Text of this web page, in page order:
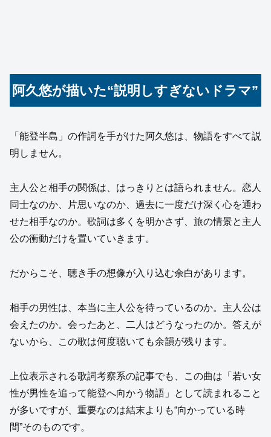
阿久悠が描いた“説明しすぎないドラマ”
「能登半島」の作詞を手がけた阿久悠は、物語をすべて説
明しません。
主人公と相手の関係は、はっきりとは語られません。恋人
同士なのか、片思いなのか、過去に一度だけ深く心を通わ
せた相手なのか。歌詞は多くを明かさず、旅の情景と主人
公の衝動だけを置いていきます。
だからこそ、聴き手の想像が入り込む余白があります。
相手の男性は、本当に主人公を待っているのか。主人公は
会えたのか。会ったあと、二人はどうなったのか。答えが
ないから、この歌は何度聴いても余韻が残ります。
上位表示される歌詞考察系の記事でも、この曲は「若い女
性が男性を追って能登へ向かう物語」として読まれること
が多いですが、重要なのは結末よりも“向かっている時
間”そのものです。